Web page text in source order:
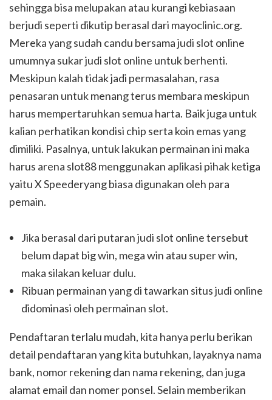
sehingga bisa melupakan atau kurangi kebiasaan
berjudi seperti dikutip berasal dari mayoclinic.org.
Mereka yang sudah candu bersama judi slot online
umumnya sukar judi slot online untuk berhenti.
Meskipun kalah tidak jadi permasalahan, rasa
penasaran untuk menang terus membara meskipun
harus mempertaruhkan semua harta. Baik juga untuk
kalian perhatikan kondisi chip serta koin emas yang
dimiliki. Pasalnya, untuk lakukan permainan ini maka
harus arena slot88 menggunakan aplikasi pihak ketiga
yaitu X Speederyang biasa digunakan oleh para
pemain.
Jika berasal dari putaran judi slot online tersebut
belum dapat big win, mega win atau super win,
maka silakan keluar dulu.
Ribuan permainan yang di tawarkan situs judi online
didominasi oleh permainan slot.
Pendaftaran terlalu mudah, kita hanya perlu berikan
detail pendaftaran yang kita butuhkan, layaknya nama
bank, nomor rekening dan nama rekening, dan juga
alamat email dan nomer ponsel. Selain memberikan